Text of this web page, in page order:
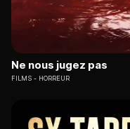
Ne nous jugez pas
FILMS HORREUR